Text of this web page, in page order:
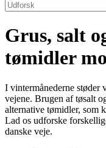
Grus, salt
tømidler
I vintermånederne støder
vejene. Brugen af tøsalt
alternative tømidler, som
Lad os udforske
danske veje.